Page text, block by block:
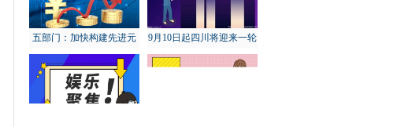
五部门：加快构建先进元
宇宙技术和产业体系
9月10日起四川将迎来一轮
降雨